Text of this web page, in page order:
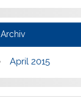
Archiv
April 2015